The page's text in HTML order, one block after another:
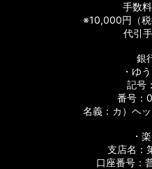
手数
※10,000円（
代引手
銀
・ゆ
記号
番号：
名義：カ）ヘ
・
支店名：
口座番号